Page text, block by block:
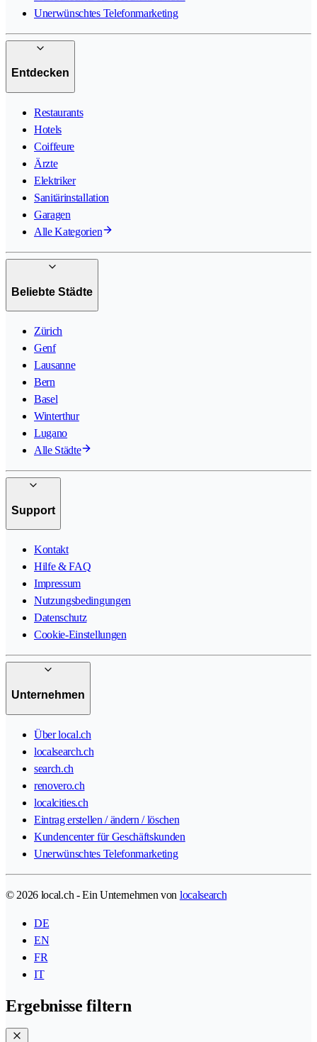
Unerwünschtes Telefonmarketing
Entdecken
Restaurants
Hotels
Coiffeure
Ärzte
Elektriker
Sanitärinstallation
Garagen
Alle Kategorien
Beliebte Städte
Zürich
Genf
Lausanne
Bern
Basel
Winterthur
Lugano
Alle Städte
Support
Kontakt
Hilfe & FAQ
Impressum
Nutzungsbedingungen
Datenschutz
Cookie-Einstellungen
Unternehmen
Über local.ch
localsearch.ch
search.ch
renovero.ch
localcities.ch
Eintrag erstellen / ändern / löschen
Kundencenter für Geschäftskunden
Unerwünschtes Telefonmarketing
© 2026 local.ch - Ein Unternehmen von localsearch
DE
EN
FR
IT
Ergebnisse filtern